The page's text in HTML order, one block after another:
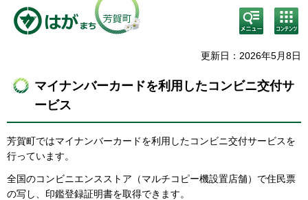
検
索・
メニ
コン
テン
ニュ
更新日：2026年5月8日
マイナンバーカードを利用したコンビニ交付サ
ービス
芳賀町ではマイナンバーカードを利用したコンビニ交付サービスを
行っています。
全国のコンビニエンスストア（マルチコピー機設置店舗）で住民票
の写し、印鑑登録証明書を取得できます。